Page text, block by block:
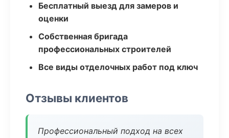
Бесплатный выезд для замеров и
оценки
Собственная бригада
профессиональных строителей
Все виды отделочных работ под ключ
Отзывы клиентов
Профессиональный подход на всех